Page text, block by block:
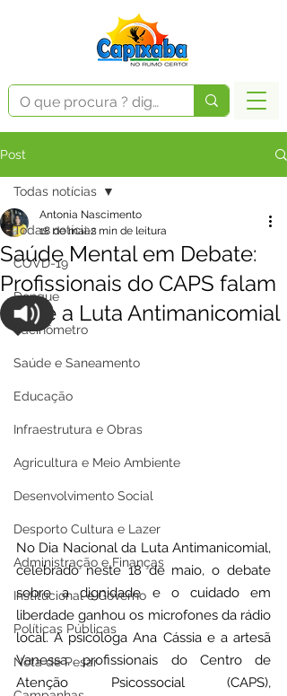
Post
Todas notícias
COVD-19
Dengue
Vacinômetro
Saúde e Saneamento
Educação
Infraestrutura e Obras
Agricultura e Meio Ambiente
Desenvolvimento Social
Desporto Cultura e Lazer
Administração e Finanças
Institucional e Governo
Políticas Públicas
Nota de Pesar
Todas notícias
Saúde Mental em Debate:
Profissionais do CAPS falam
sobre a Luta Antimanicomial
Antonia Nascimento
18 de mai.2 min de leitura
No Dia Nacional da Luta Antimanicomial,
celebrado neste 18 de maio, o debate
sobre a dignidade e o cuidado em
liberdade ganhou os microfones da rádio
local. A psicóloga Ana Cássia e a artesã
Vanessa, profissionais do Centro de
Atenção Psicossocial (CAPS),